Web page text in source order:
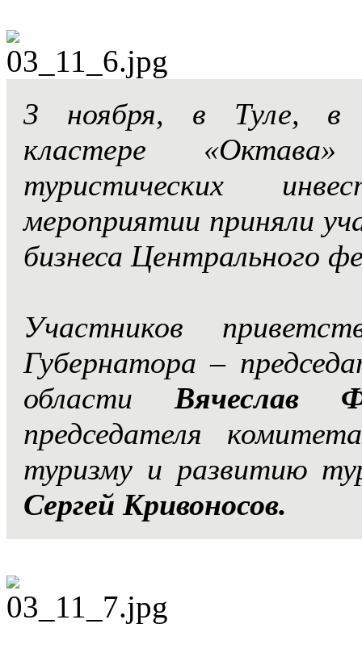
3 ноября, в Туле, в
кластере «Октава»
туристических
мероприятии приняли
бизнеса Центрального
Участников
Губернатора –
области Вячеслав
председателя
туризму и развитию
Сергей Кривоносов.